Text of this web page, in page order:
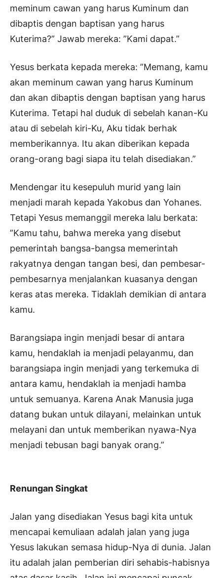
meminum cawan yang harus Kuminum dan
dibaptis dengan baptisan yang harus
Kuterima?” Jawab mereka: ”Kami dapat.”
Yesus berkata kepada mereka: ”Memang, kamu
akan meminum cawan yang harus Kuminum
dan akan dibaptis dengan baptisan yang harus
Kuterima. Tetapi hal duduk di sebelah kanan-Ku
atau di sebelah kiri-Ku, Aku tidak berhak
memberikannya. Itu akan diberikan kepada
orang-orang bagi siapa itu telah disediakan.”
Mendengar itu kesepuluh murid yang lain
menjadi marah kepada Yakobus dan Yohanes.
Tetapi Yesus memanggil mereka lalu berkata:
”Kamu tahu, bahwa mereka yang disebut
pemerintah bangsa-bangsa memerintah
rakyatnya dengan tangan besi, dan pembesar-
pembesarnya menjalankan kuasanya dengan
keras atas mereka. Tidaklah demikian di antara
kamu.
Barangsiapa ingin menjadi besar di antara
kamu, hendaklah ia menjadi pelayanmu, dan
barangsiapa ingin menjadi yang terkemuka di
antara kamu, hendaklah ia menjadi hamba
untuk semuanya. Karena Anak Manusia juga
datang bukan untuk dilayani, melainkan untuk
melayani dan untuk memberikan nyawa-Nya
menjadi tebusan bagi banyak orang.”
Renungan Singkat
Jalan yang disediakan Yesus bagi kita untuk
mencapai kemuliaan adalah jalan yang juga
Yesus lakukan semasa hidup-Nya di dunia. Jalan
itu adalah jalan pemberian diri sehabis-habisnya